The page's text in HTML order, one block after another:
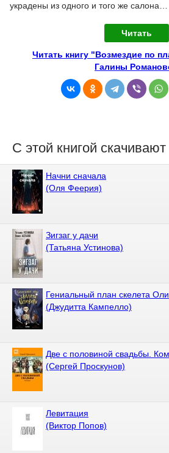
украдены из одного и того же салона…
Читать
Читать книгу "Возмездие по
Галины
С этой книгой скачивают
Начни сначала
(Оля Феерия)
Зигзаг у дачи
(Татьяна Устинова)
Гениальный план скелета
(Джудитта Кампелло)
Две с половиной свадьбы.
(Сергей Проскунов)
Левитация
(Виктор Попов)